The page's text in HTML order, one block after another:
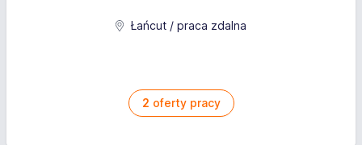
Łańcut / praca zdalna
2 oferty pracy